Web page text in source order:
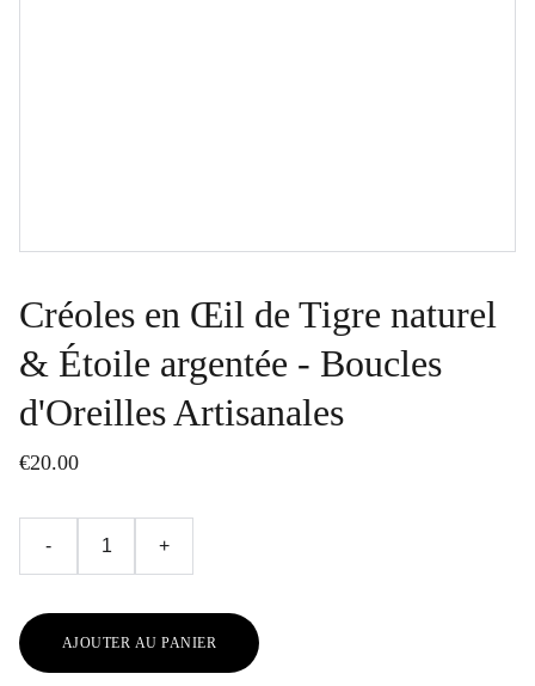
Créoles en Œil de Tigre naturel
& Étoile argentée - Boucles
d'Oreilles Artisanales
€20.00
- +
AJOUTER AU PANIER